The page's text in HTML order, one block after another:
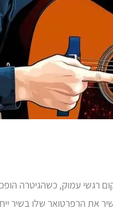
רגשי עמוק, כשהגיטרה
את הרפרטואר שלו בשיר